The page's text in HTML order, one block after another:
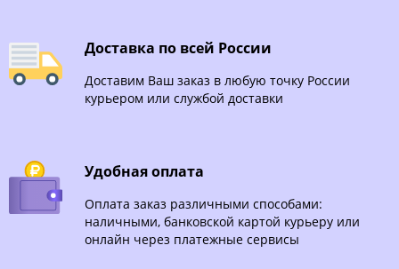
Доставка по всей России
Доставим Ваш заказ в любую точку России
курьером или службой доставки
Удобная оплата
Оплата заказ различными способами:
наличными, банковской картой курьеру или
онлайн через платежные сервисы